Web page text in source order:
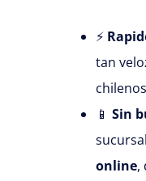
⚡
tan
📱 Sin
online,